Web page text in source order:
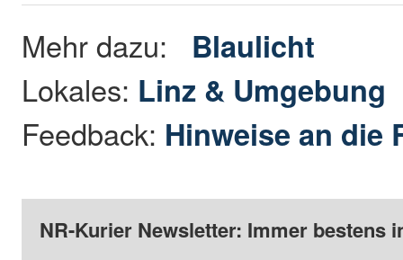
Mehr dazu: Blaulicht
Lokales: Linz & Umgebung
Feedback: Hinweise an die
NR-Kurier Newsletter: Immer bestens